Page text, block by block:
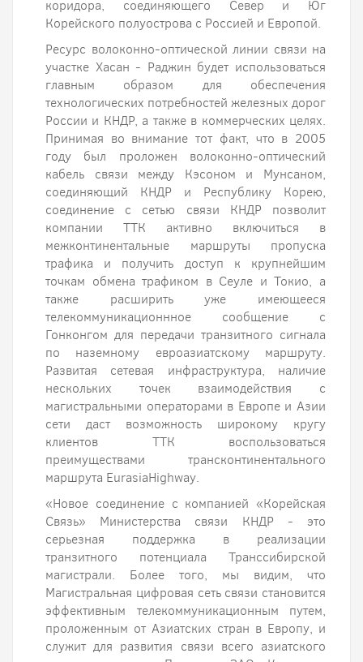
коридора, соединяющего Север и Юг
Корейского полуострова с Россией и Европой.
Ресурс волоконно-оптической линии связи на
участке Хасан - Раджин будет использоваться
главным образом для обеспечения
технологических потребностей железных дорог
России и КНДР, а также в коммерческих целях.
Принимая во внимание тот факт, что в 2005
году был проложен волоконно-оптический
кабель связи между Кэсоном и Мунсаном,
соединяющий КНДР и Республику Корею,
соединение с сетью связи КНДР позволит
компании ТТК активно включиться в
межконтинентальные маршруты пропуска
трафика и получить доступ к крупнейшим
точкам обмена трафиком в Сеуле и Токио, а
также расширить уже имеющееся
телекоммуникационнное сообщение с
Гонконгом для передачи транзитного сигнала
по наземному евроазиатскому маршруту.
Развитая сетевая инфраструктура, наличие
нескольких точек взаимодействия с
магистральными операторами в Европе и Азии
сети даст возможность широкому кругу
клиентов ТТК воспользоваться
преимуществами трансконтинентального
маршрута EurasiaHighway.
«Новое соединение с компанией «Корейская
Связь» Министерства связи КНДР - это
серьезная поддержка в реализации
транзитного потенциала Транссибирской
магистрали. Более того, мы видим, что
Магистральная цифровая сеть связи становится
эффективным телекоммуникационным путем,
проложенным от Азиатских стран в Европу, и
служит для развития связи всего азиатского